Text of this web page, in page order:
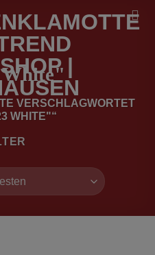
VERSCHLAGWORTET
WHITE"“